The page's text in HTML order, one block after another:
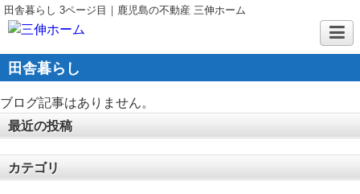
田舎暮らし 3ページ目｜鹿児島の不動産 三伸ホーム
田舎暮らし
ブログ記事はありません。
最近の投稿
カテゴリ